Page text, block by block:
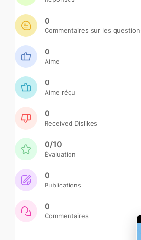
0
Commentaires sur les
0
Aime
0
Aime réçu
0
Received Dislikes
0/10
Évaluation
0
Publications
0
Commentaires